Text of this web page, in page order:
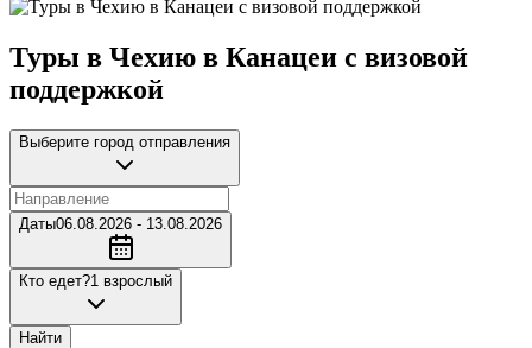
Туры в Чехию в Канацеи с визовой
поддержкой
Выберите город отправления
Даты06.08.2026 - 13.08.2026
Кто едет?1 взрослый
Найти